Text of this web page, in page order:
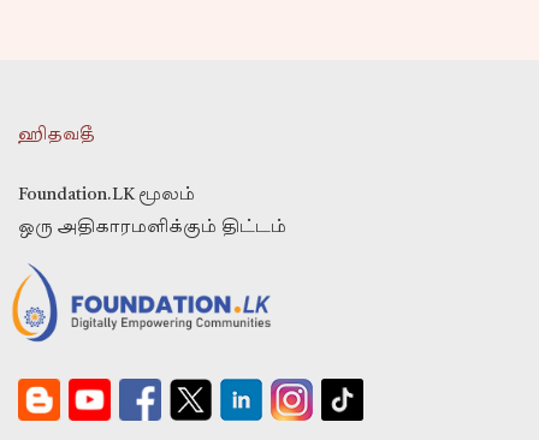
ஹிதவதீ
Foundation.LK மூலம்
ஒரு அதிகாரமளிக்கும் திட்டம்